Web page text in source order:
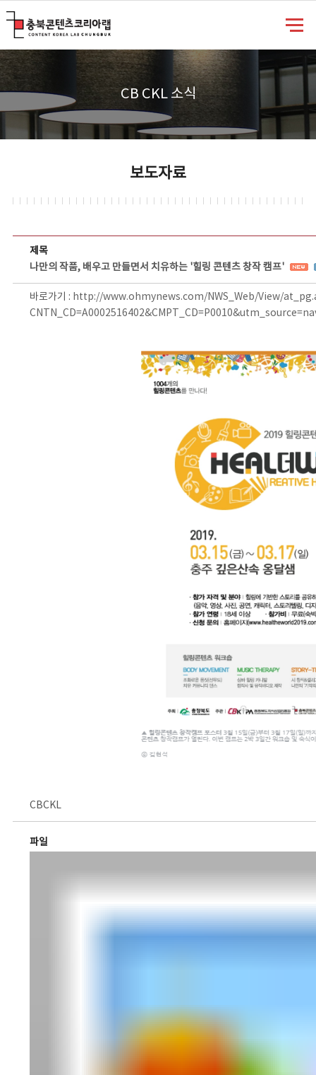
CB CKL 소식
보도자료
제목
나만의 작품, 배우고 만들면서 치유하는 '힐링 콘텐츠 창작 캠프'
바로가기 : http://www.ohmynews.com/NWS_Web/View/
CBCKL
파일